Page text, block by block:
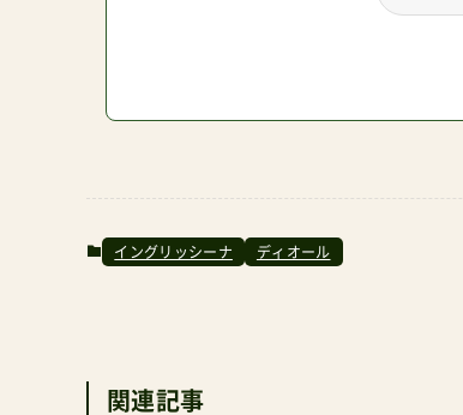
イングリッシーナ ディオール
関連記事